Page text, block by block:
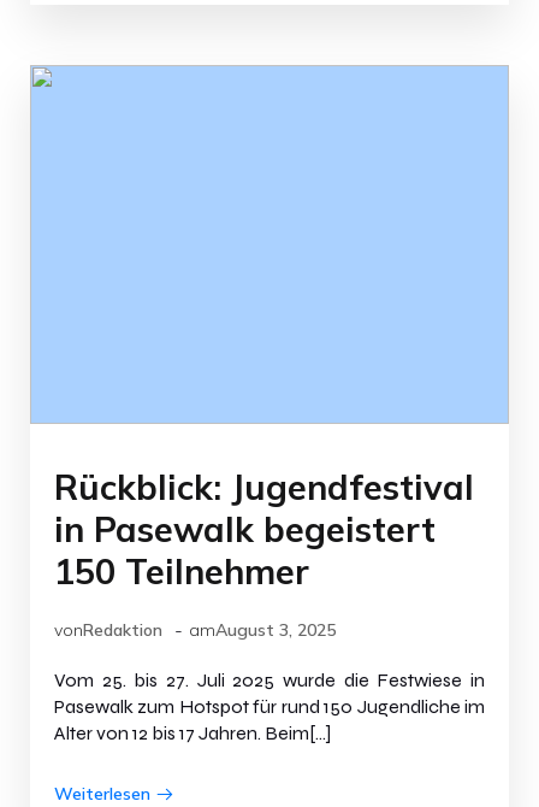
Rückblick: Jugendfestival
in Pasewalk begeistert
150 Teilnehmer
vonRedaktion - amAugust 3, 2025
Vom 25. bis 27. Juli 2025 wurde die Festwiese in
Pasewalk zum Hotspot für rund 150 Jugendliche im
Alter von 12 bis 17 Jahren. Beim[…]
Weiterlesen